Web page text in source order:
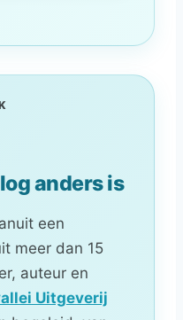
anders is
een
meer dan 15
auteur en
Uitgeverij